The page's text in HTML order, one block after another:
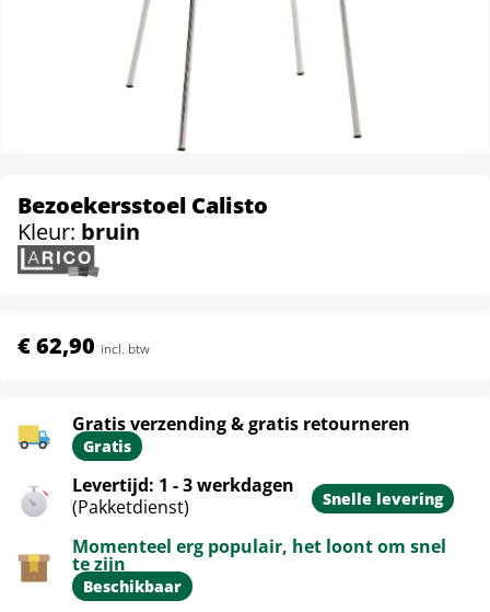
Bezoekersstoel Calisto
Kleur: bruin
€ 62,90 incl. btw
Gratis verzending & gratis retourneren
Gratis
Levertijd: 1 - 3 werkdagen
(Pakketdienst)
Snelle levering
Momenteel erg populair, het loont om snel
te zijn
Beschikbaar